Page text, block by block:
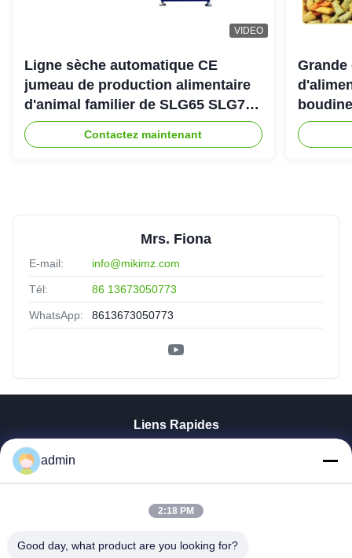
VIDEO
Ligne sèche automatique CE
jumeau de production alimentaire
d'animal familier de SLG65 SLG70
de boudineuse à vis de parallèle
Contactez maintenant
sortie
Mrs. Fiona
E-mail: info@mikimz.com
Tél: 86 13673050773
WhatsApp: 8613673050773
Liens Rapides
A Propos De Nous
Contrôle De La Qualité
admin
2:18 PM
Good day, what product are you looking for?